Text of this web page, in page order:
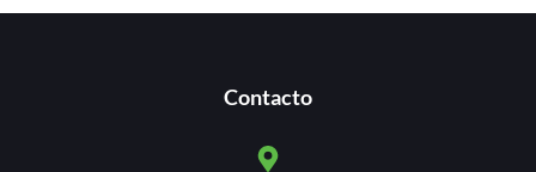
Contacto